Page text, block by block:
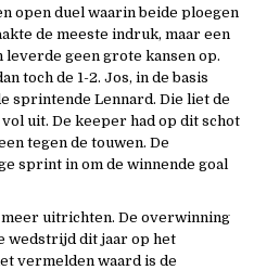
open duel waarin beide ploegen
de meeste indruk, maar een
leverde geen grote kansen op.
toch de 1-2. Jos, in de basis
sprintende Lennard. Die liet de
uit. De keeper had op dit schot
tegen de touwen. De
sprint in om de winnende goal
meer uitrichten. De overwinning
wedstrijd dit jaar op het
vermelden waard is de